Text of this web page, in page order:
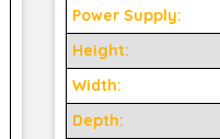
Power Supply:
Height:
Width:
Depth: